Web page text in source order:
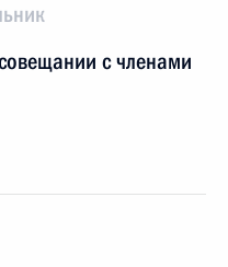
с членами